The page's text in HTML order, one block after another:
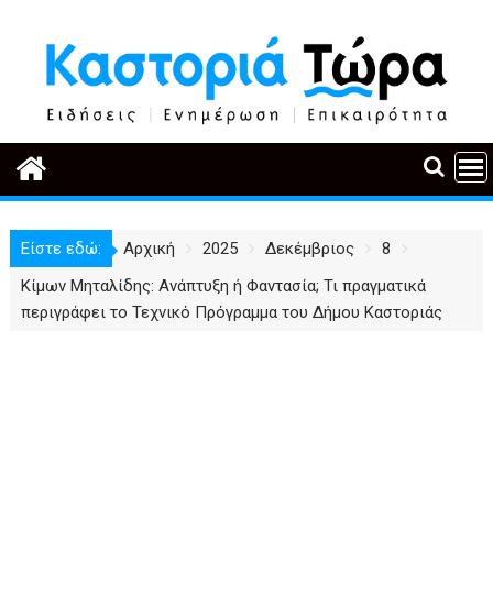
περιεχόμενο
Είστε εδώ: Αρχική 2025 Δεκέμβριος
8
Κίμων Μηταλίδης: Ανάπτυξη ή Φαντασία; Τι πραγματικά
περιγράφει το Τεχνικό Πρόγραμμα του Δήμου Καστοριάς